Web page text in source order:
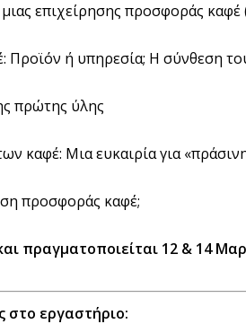
επιχείρησης προσφοράς
Προϊόν ή υπηρεσία; Η σύνθεση
πρώτης ύλης
καφέ: Μια ευκαιρία για
προσφοράς καφέ;
πραγματοποιείται 12 & 14
εργαστήριο: